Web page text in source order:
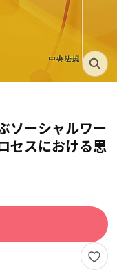
ソーシャルワー
スにおける思